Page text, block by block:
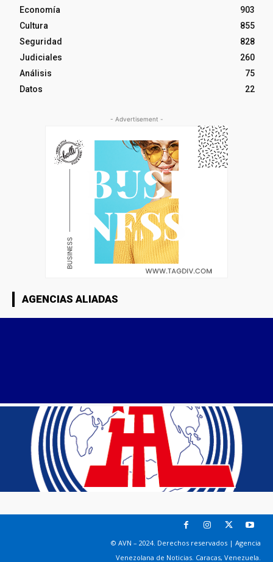
Economía
903
Cultura
855
Seguridad
828
Judiciales
260
Análisis
75
Datos
22
- Advertisement -
AGENCIAS ALIADAS
© AVN – 2024. Derechos reservados | Agencia
Venezolana de Noticias. Caracas, Venezuela.